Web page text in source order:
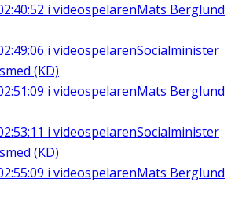
i videospelarenMats Berglund
i videospelarenSocialminister
(KD)
i videospelarenMats Berglund
i videospelarenSocialminister
(KD)
i videospelarenMats Berglund